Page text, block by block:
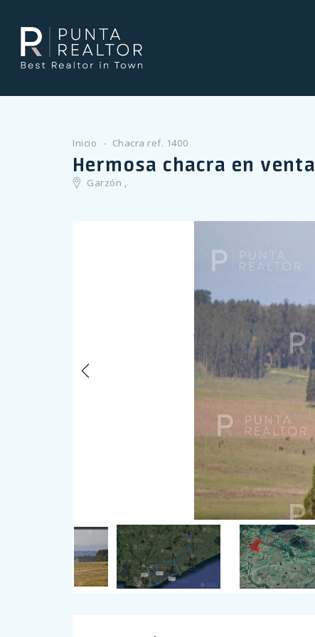
Inicio Chacra ref. 1400
Hermosa chacra en venta
Garzón ,